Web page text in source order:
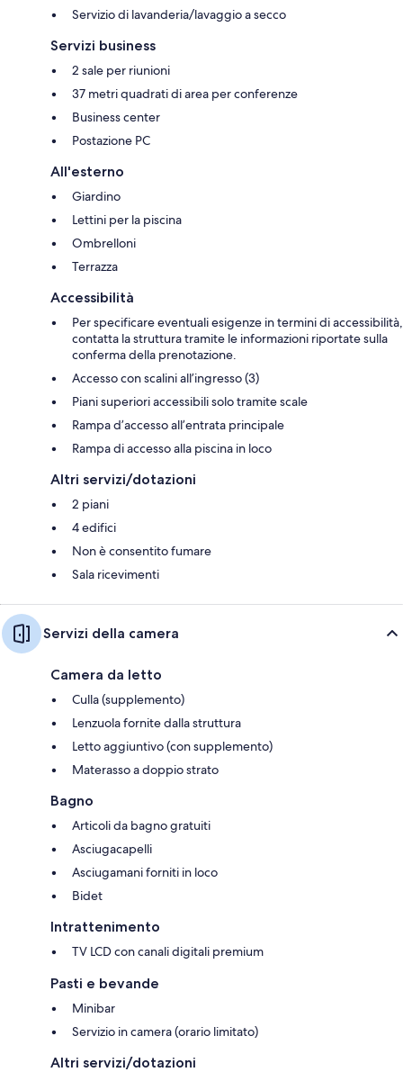
Servizio di lavanderia/lavaggio a secco
Servizi business
2 sale per riunioni
37 metri quadrati di area per conferenze
Business center
Postazione PC
All'esterno
Giardino
Lettini per la piscina
Ombrelloni
Terrazza
Accessibilità
Per specificare eventuali esigenze in termini di accessibilità,
contatta la struttura tramite le informazioni riportate sulla
conferma della prenotazione.
Accesso con scalini all’ingresso (3)
Piani superiori accessibili solo tramite scale
Rampa d’accesso all’entrata principale
Rampa di accesso alla piscina in loco
Altri servizi/dotazioni
2 piani
4 edifici
Non è consentito fumare
Sala ricevimenti
Servizi della camera
Camera da letto
Culla (supplemento)
Lenzuola fornite dalla struttura
Letto aggiuntivo (con supplemento)
Materasso a doppio strato
Bagno
Articoli da bagno gratuiti
Asciugacapelli
Asciugamani forniti in loco
Bidet
Intrattenimento
TV LCD con canali digitali premium
Pasti e bevande
Minibar
Servizio in camera (orario limitato)
Altri servizi/dotazioni